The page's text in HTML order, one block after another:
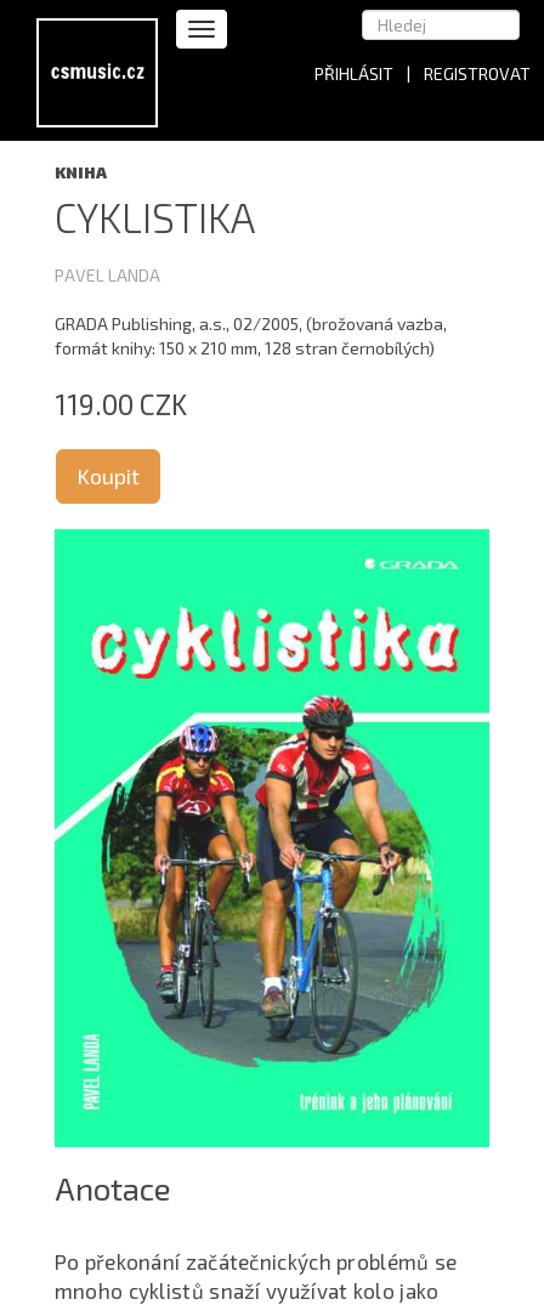
PŘIHLÁSIT | REGISTROVAT
KNIHA
CYKLISTIKA
PAVEL LANDA
GRADA Publishing, a.s., 02/2005, (brožovaná vazba,
formát knihy: 150 x 210 mm, 128 stran černobílých)
119.00 CZK
Koupit
Anotace
Po překonání začátečnických problémů se
mnoho cyklistů snaží využívat kolo jako